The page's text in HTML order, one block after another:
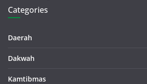
Categories
Daerah
Dakwah
Kamtibmas